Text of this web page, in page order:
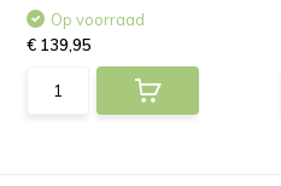
Op voorraad
€ 139,95